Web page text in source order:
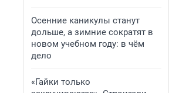
Осенние каникулы станут
дольше, а зимние сократят в
новом учебном году: в чём
дело
«Гайки только